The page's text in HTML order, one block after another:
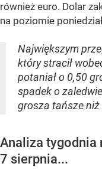
również euro. Dolar
na poziomie
Największym
który stracił
potaniał o 0,50
spadek o
grosza tańsze
Analiza tygodnia
7 sierpnia...